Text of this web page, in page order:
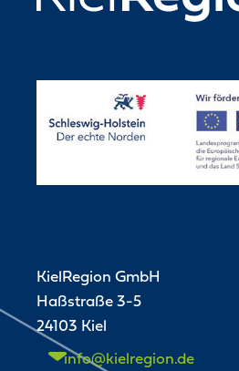
KielRegion GmbH
Haßstraße 3-5
24103 Kiel
info@kielregion.de